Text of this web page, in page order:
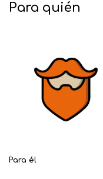
Para quién
Para él